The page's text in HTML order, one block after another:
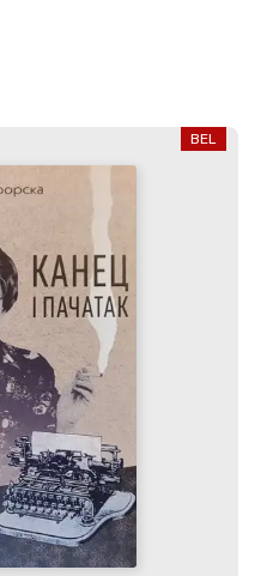
BEL